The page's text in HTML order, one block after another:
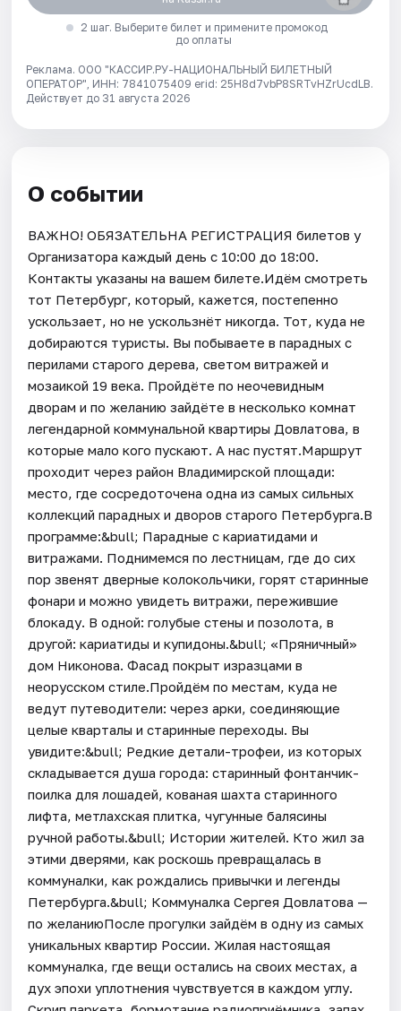
2 шаг. Выберите билет и примените промокод
до оплаты
Реклама. ООО "КАССИР.РУ-НАЦИОНАЛЬНЫЙ БИЛЕТНЫЙ
ОПЕРАТОР", ИНН: 7841075409 erid: 25H8d7vbP8SRTvHZrUcdLB.
Действует до 31 августа 2026
О событии
ВАЖНО! ОБЯЗАТЕЛЬНА РЕГИСТРАЦИЯ билетов у
Организатора каждый день c 10:00 до 18:00.
Контакты указаны на вашем билете.Идём смотреть
тот Петербург, который, кажется, постепенно
ускользает, но не ускользнёт никогда. Тот, куда не
добираются туристы. Вы побываете в парадных с
перилами старого дерева, светом витражей и
мозаикой 19 века. Пройдёте по неочевидным
дворам и по желанию зайдёте в несколько комнат
легендарной коммунальной квартиры Довлатова, в
которые мало кого пускают. А нас пустят.Маршрут
проходит через район Владимирской площади:
место, где сосредоточена одна из самых сильных
коллекций парадных и дворов старого Петербурга.В
программе:&bull; Парадные с кариатидами и
витражами. Поднимемся по лестницам, где до сих
пор звенят дверные колокольчики, горят старинные
фонари и можно увидеть витражи, пережившие
блокаду. В одной: голубые стены и позолота, в
другой: кариатиды и купидоны.&bull; «Пряничный»
дом Никонова. Фасад покрыт изразцами в
неорусском стиле.Пройдём по местам, куда не
ведут путеводители: через арки, соединяющие
целые кварталы и старинные переходы. Вы
увидите:&bull; Редкие детали-трофеи, из которых
складывается душа города: старинный фонтанчик-
поилка для лошадей, кованая шахта старинного
лифта, метлахская плитка, чугунные балясины
ручной работы.&bull; Истории жителей. Кто жил за
этими дверями, как роскошь превращалась в
коммуналки, как рождались привычки и легенды
Петербурга.&bull; Коммуналка Сергея Довлатова —
по желаниюПосле прогулки зайдём в одну из самых
уникальных квартир России. Жилая настоящая
коммуналка, где вещи остались на своих местах, а
дух эпохи уплотнения чувствуется в каждом углу.